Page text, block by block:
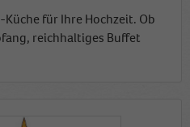
für Ihre Hochzeit. Ob
reichhaltiges Buffet